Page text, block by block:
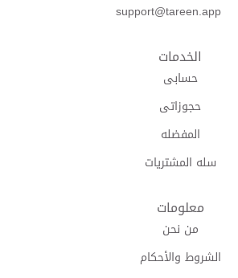
support@tareen.app
الخدمات
حسابى
حجوزاتى
المفضله
سله المشتريات
معلومات
من نحن
الشروط والأحكام